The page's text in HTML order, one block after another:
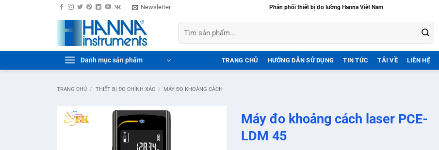
Newsletter Phân phối thiết bị đo lường Hanna Việt Nam
Tìm
kiếm:
Danh mục sản phẩm TRANG CHỦ HƯỚNG DẪN SỬ DỤNG TIN TỨC TẢI VỀ LIÊN HỆ
TRANG CHỦ / THIẾT BỊ ĐO CHÍNH XÁC / MÁY ĐO KHOẢNG CÁCH
Máy đo khoảng cách laser PCE-
LDM 45